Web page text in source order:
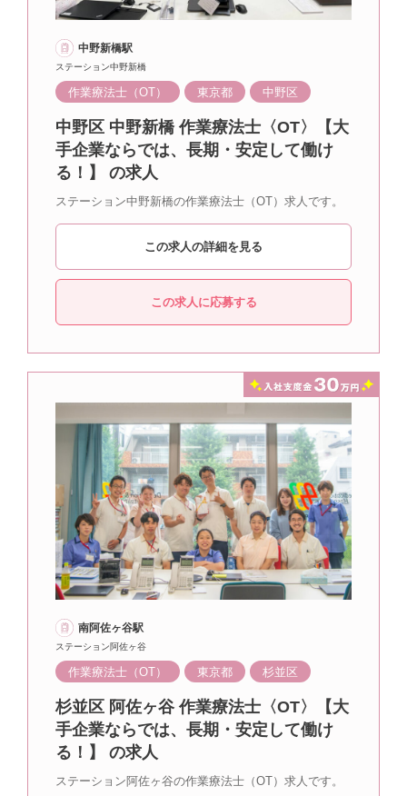
中野新橋駅
ステーション中野新橋
作業療法士（OT） 東京都 中野区
中野区 中野新橋 作業療法士〈OT〉【大
手企業ならでは、長期・安定して働け
る！】 の求人
ステーション中野新橋の作業療法士（OT）求人です。
この求人の詳細を見る
この求人に応募する
南阿佐ヶ谷駅
ステーション阿佐ヶ谷
作業療法士（OT） 東京都 杉並区
杉並区 阿佐ヶ谷 作業療法士〈OT〉【大
手企業ならでは、長期・安定して働け
る！】 の求人
ステーション阿佐ヶ谷の作業療法士（OT）求人です。